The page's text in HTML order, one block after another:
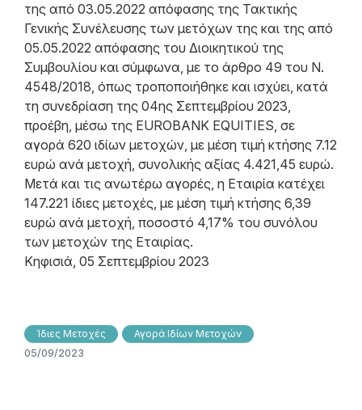
της από 03.05.2022 απόφασης της Τακτικής
Γενικής Συνέλευσης των μετόχων της και της από
05.05.2022 απόφασης του Διοικητικού της
Συμβουλίου και σύμφωνα, με το άρθρο 49 του N.
4548/2018, όπως τροποποιήθηκε και ισχύει, κατά
τη συνεδρίαση της 04ης Σεπτεμβρίου 2023,
προέβη, μέσω της EUROBANK EQUITIES, σε
αγορά 620 ιδίων μετοχών, με μέση τιμή κτήσης 7.12
ευρώ ανά μετοχή, συνολικής αξίας 4.421,45 ευρώ.
Μετά και τις ανωτέρω αγορές, η Εταιρία κατέχει
147.221 ίδιες μετοχές, με μέση τιμή κτήσης 6,39
ευρώ ανά μετοχή, ποσοστό 4,17% του συνόλου
των μετοχών της Εταιρίας.
Κηφισιά, 05 Σεπτεμβρίου 2023
Ίδιες Μετοχές Αγορά Ιδίων Μετοχών
05/09/2023